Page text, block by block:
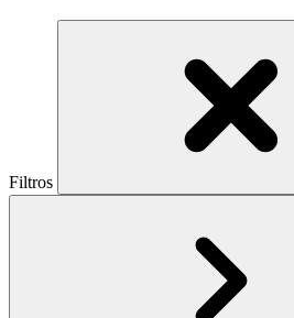
Filtros